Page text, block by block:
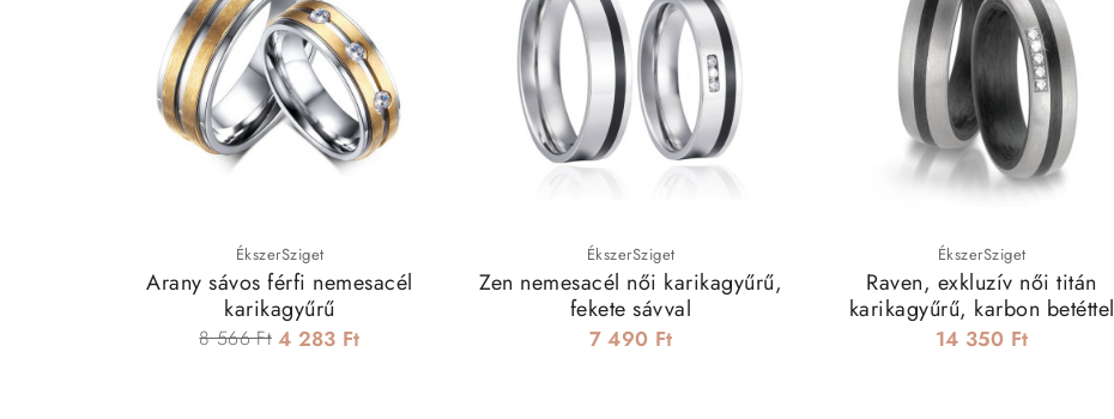
ÉkszerSziget
Arany sávos férfi nemesacél
karikagyűrű
8 566 Ft 4 283 Ft
ÉkszerSziget
Zen nemesacél női karikagyűrű,
fekete sávval
7 490 Ft
ÉkszerSziget
Raven, exkluzív női titán
karikagyűrű, karbon betéttel
14 350 Ft